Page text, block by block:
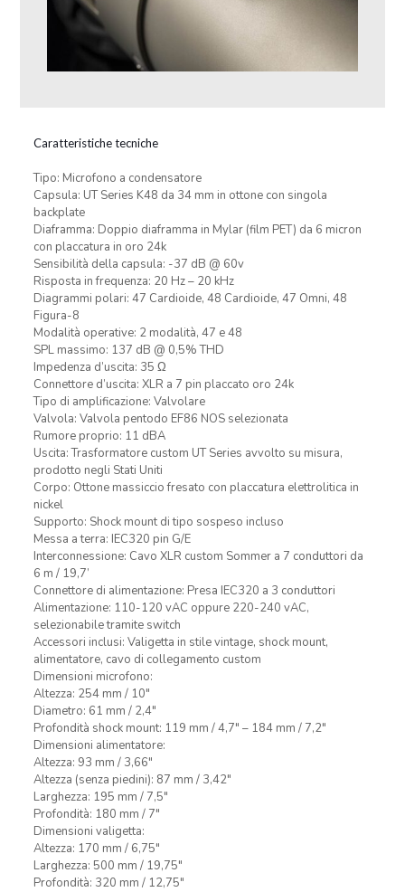
Caratteristiche tecniche
Tipo: Microfono a condensatore
Capsula: UT Series K48 da 34 mm in ottone con singola
backplate
Diaframma: Doppio diaframma in Mylar (film PET) da 6 micron
con placcatura in oro 24k
Sensibilità della capsula: -37 dB @ 60v
Risposta in frequenza: 20 Hz – 20 kHz
Diagrammi polari: 47 Cardioide, 48 Cardioide, 47 Omni, 48
Figura-8
Modalità operative: 2 modalità, 47 e 48
SPL massimo: 137 dB @ 0,5% THD
Impedenza d’uscita: 35 Ω
Connettore d’uscita: XLR a 7 pin placcato oro 24k
Tipo di amplificazione: Valvolare
Valvola: Valvola pentodo EF86 NOS selezionata
Rumore proprio: 11 dBA
Uscita: Trasformatore custom UT Series avvolto su misura,
prodotto negli Stati Uniti
Corpo: Ottone massiccio fresato con placcatura elettrolitica in
nickel
Supporto: Shock mount di tipo sospeso incluso
Messa a terra: IEC320 pin G/E
Interconnessione: Cavo XLR custom Sommer a 7 conduttori da
6 m / 19,7’
Connettore di alimentazione: Presa IEC320 a 3 conduttori
Alimentazione: 110-120 vAC oppure 220-240 vAC,
selezionabile tramite switch
Accessori inclusi: Valigetta in stile vintage, shock mount,
alimentatore, cavo di collegamento custom
Dimensioni microfono:
Altezza: 254 mm / 10″
Diametro: 61 mm / 2,4″
Profondità shock mount: 119 mm / 4,7″ – 184 mm / 7,2″
Dimensioni alimentatore:
Altezza: 93 mm / 3,66″
Altezza (senza piedini): 87 mm / 3,42″
Larghezza: 195 mm / 7,5″
Profondità: 180 mm / 7″
Dimensioni valigetta:
Altezza: 170 mm / 6,75″
Larghezza: 500 mm / 19,75″
Profondità: 320 mm / 12,75″